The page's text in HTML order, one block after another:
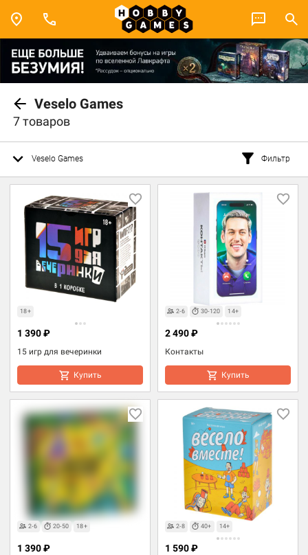
Veselo Games
7 товаров
Veselo Games Фильтр
18+
15 игр для вечеринки
1 390 ₽
Купить
2-6 30-120 14+
Контакты
2 490 ₽
Купить
Товары для взрослых
2-6 20-50 18+
1 390 ₽
2-8 40+ 14+
1 590 ₽